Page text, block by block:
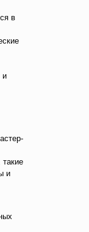
в
и
и